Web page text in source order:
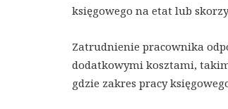
księgowego na etat lub
Zatrudnienie pracownika
dodatkowymi kosztami,
gdzie zakres pracy